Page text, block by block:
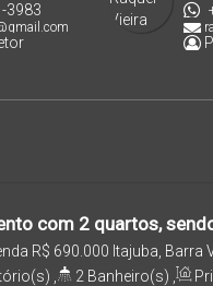
3983
com 2 quartos,
Velha/SC
R$ 690.000 Itajuba, Barra
2 Banheiro(s)